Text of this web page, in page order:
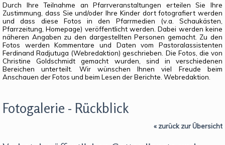
Durch Ihre Teilnahme an Pfarrveranstaltungen erteilen Sie Ihre
Zustimmung, dass Sie und/oder Ihre Kinder dort fotografiert werden
und dass diese Fotos in den Pfarrmedien (v.a. Schaukästen,
Pfarrzeitung, Homepage) veröffentlicht werden. Dabei werden keine
näheren Angaben zu den dargestellten Personen gemacht. Zu den
Fotos werden Kommentare und Daten vom Pastoralassistenten
Ferdinand Radjutuga (Webredaktion) geschrieben. Die Fotos, die von
Christine Goldschmidt gemacht wurden, sind in verschiedenen
Bereichen unterteilt. Wir wünschen Ihnen viel Freude beim
Anschauen der Fotos und beim Lesen der Berichte. Webredaktion.
Fotogalerie - Rückblick
« zurück zur Übersicht